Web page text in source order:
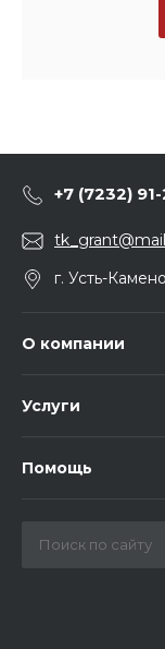
+7 (7232)
г. Усть-
О компании
Услуги
Помощь